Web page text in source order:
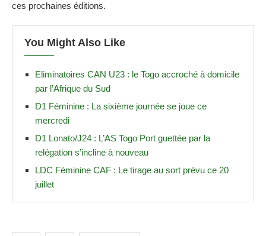
ces prochaines éditions.
You Might Also Like
Eliminatoires CAN U23 : le Togo accroché à domicile
par l’Afrique du Sud
D1 Féminine : La sixième journée se joue ce
mercredi
D1 Lonato/J24 : L’AS Togo Port guettée par la
relégation s’incline à nouveau
LDC Féminine CAF : Le tirage au sort prévu ce 20
juillet